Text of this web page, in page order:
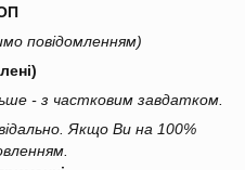
повідомленням)
- з частковим завдатком.
Якщо Ви на 100%